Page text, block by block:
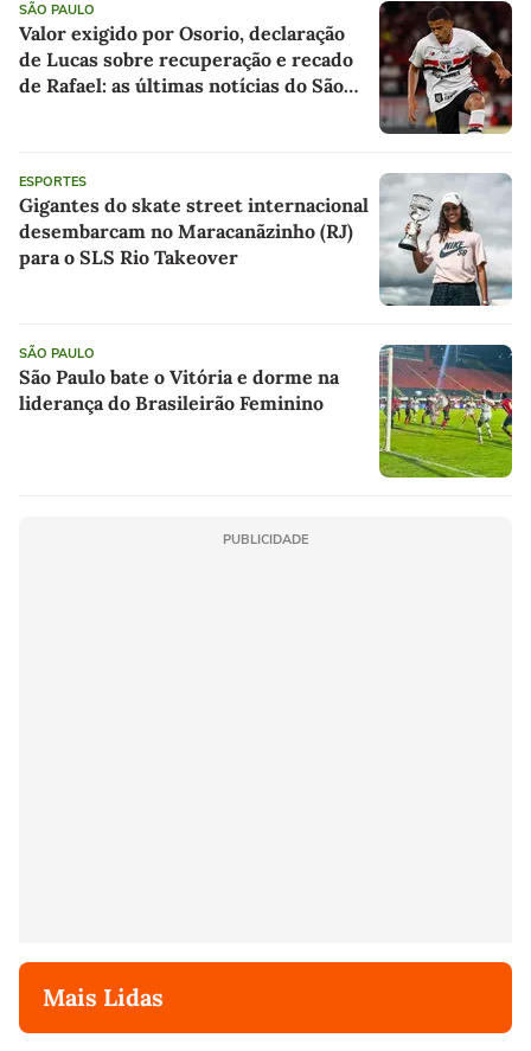
SÃO PAULO
Valor exigido por Osorio, declaração
de Lucas sobre recuperação e recado
de Rafael: as últimas notícias do São
ESPORTES
Gigantes do skate street internacional
desembarcam no Maracanãzinho (RJ)
para o SLS Rio Takeover
SÃO PAULO
São Paulo bate o Vitória e dorme na
liderança do Brasileirão Feminino
PUBLICIDADE
Mais Lidas